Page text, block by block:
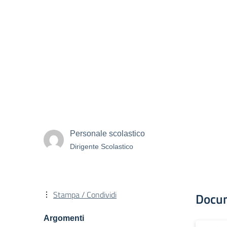
Personale scolastico
Dirigente Scolastico
Stampa / Condividi
Argomenti